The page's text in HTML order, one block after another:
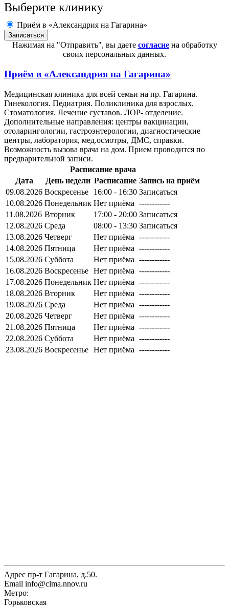
Выберите клинику
Приём в «Александрия на Гагарина»
Нажимая на "Отправить", вы даете согласиена обработку
своих персональных данных.
Приём в «Александрия на Гагарина»
Медицинская клиника для всей семьи на пр. Гагарина.
Гинекология. Педиатрия. Поликлиника для взрослых.
Стоматология. Лечение суставов. ЛОР- отделение.
Дополнительные направления: центры вакцинации,
отоларингологии, гастроэнтерологии, диагностические
центры, лаборатория, мед.осмотры, ДМС, справки.
Возможность вызова врача на дом. Прием проводится по
предварительной записи.
Расписание врача
Дата
День недели Расписание Запись на приём
09.08.2026 Воскресенье 16:00 - 16:30 Записаться
10.08.2026 Понедельник Нет приёма ------------
11.08.2026 Вторник 17:00 - 20:00 Записаться
12.08.2026 Среда 08:00 - 13:30 Записаться
13.08.2026 Четверг Нет приёма ------------
14.08.2026 Пятница Нет приёма ------------
15.08.2026 Суббота Нет приёма ------------
16.08.2026 Воскресенье Нет приёма ------------
17.08.2026 Понедельник Нет приёма ------------
18.08.2026 Вторник Нет приёма ------------
19.08.2026 Среда Нет приёма ------------
20.08.2026 Четверг Нет приёма ------------
21.08.2026 Пятница Нет приёма ------------
22.08.2026 Суббота Нет приёма ------------
23.08.2026 Воскресенье Нет приёма ------------
Адрес пр-т Гагарина, д.50.
Email info@clma.nnov.ru
Метро:
Горьковская